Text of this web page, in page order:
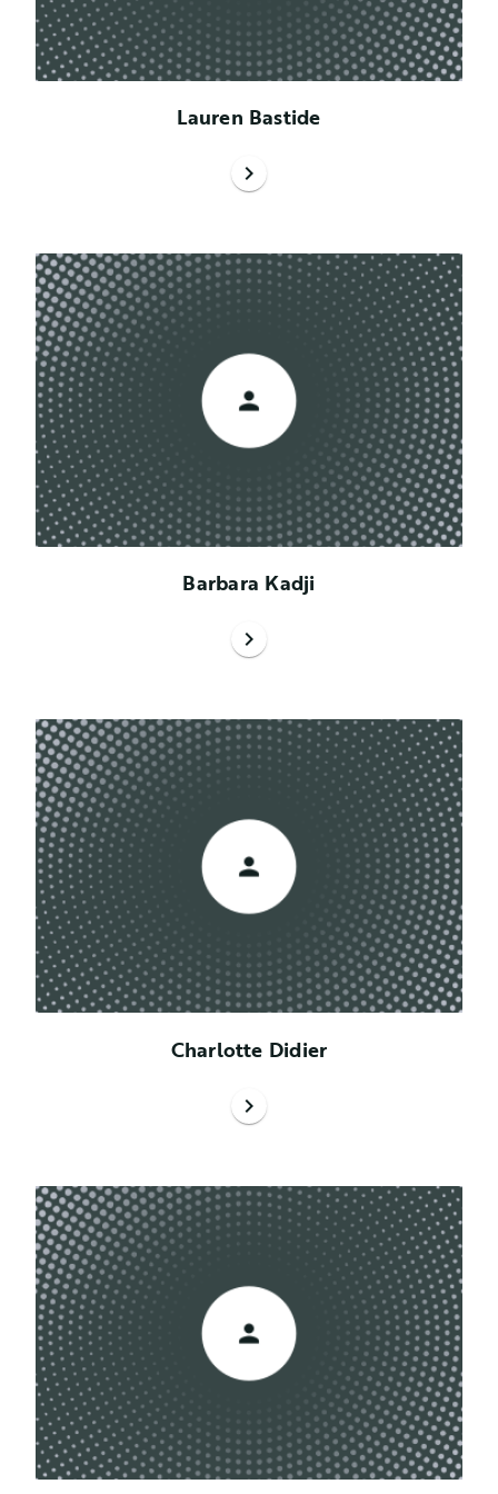
Lauren Bastide
chevron_right
Barbara Kadji
chevron_right
Charlotte Didier
chevron_right